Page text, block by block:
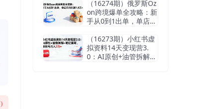
)
（16274期）俄罗斯Oz
on跨境爆单全攻略：新
手从0到1出单，单店月
（16273期）小红书虚
拟资料14天变现营3.
0：AI原创+油管拆解